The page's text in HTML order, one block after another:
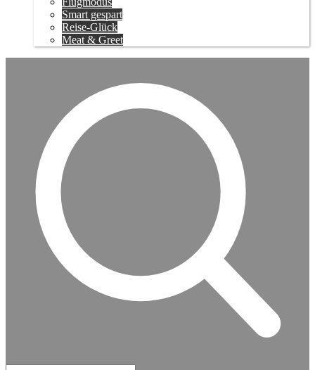
Smart gespart
Reise-Glück
Meat & Greet